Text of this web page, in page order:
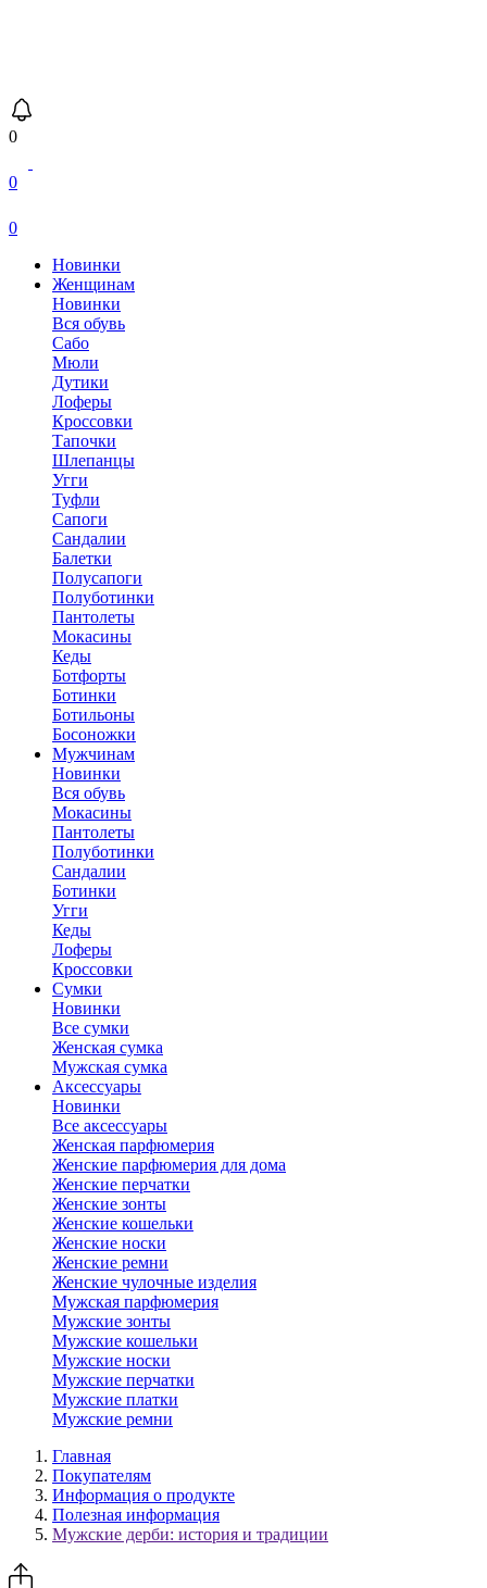
0
0
0
Новинки
Женщинам
Новинки
Вся обувь
Сабо
Мюли
Дутики
Лоферы
Кроссовки
Тапочки
Шлепанцы
Угги
Туфли
Сапоги
Сандалии
Балетки
Полусапоги
Полуботинки
Пантолеты
Мокасины
Кеды
Ботфорты
Ботинки
Ботильоны
Босоножки
Мужчинам
Новинки
Вся обувь
Мокасины
Пантолеты
Полуботинки
Сандалии
Ботинки
Угги
Кеды
Лоферы
Кроссовки
Сумки
Новинки
Все сумки
Женская сумка
Мужская сумка
Аксессуары
Новинки
Все аксессуары
Женская парфюмерия
Женские парфюмерия для дома
Женские перчатки
Женские зонты
Женские кошельки
Женские носки
Женские ремни
Женские чулочные изделия
Мужская парфюмерия
Мужские зонты
Мужские кошельки
Мужские носки
Мужские перчатки
Мужские платки
Мужские ремни
Главная
Покупателям
Информация о продукте
Полезная информация
Мужские дерби: история и традиции